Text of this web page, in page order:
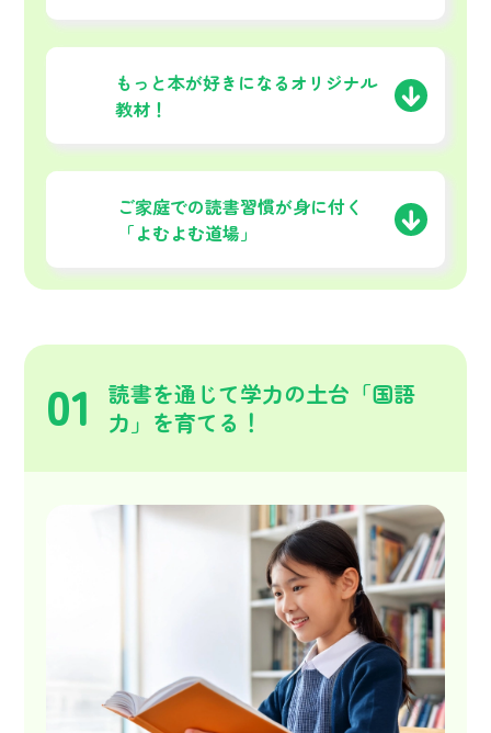
もっと本が好きになるオリジナル
教材！
ご家庭での読書習慣が身に付く
「よむよむ道場」
01
読書を通じて学力の土台「国語
力」を育てる！